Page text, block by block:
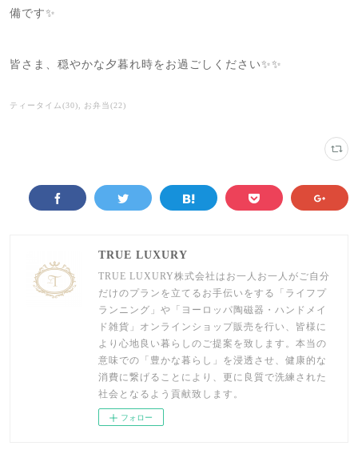
備です✨
皆さま、穏やかな夕暮れ時をお過ごしください✨✨
ティータイム(30) お弁当(22)
TRUE LUXURY
TRUE LUXURY株式会社はお一人お一人がご自分
だけのプランを立てるお手伝いをする「ライフプ
ランニング」や「ヨーロッパ陶磁器・ハンドメイ
ド雑貨」オンラインショップ販売を行い、皆様に
より心地良い暮らしのご提案を致します。本当の
意味での「豊かな暮らし」を浸透させ、健康的な
消費に繋げることにより、更に良質で洗練された
社会となるよう貢献致します。
フォロー